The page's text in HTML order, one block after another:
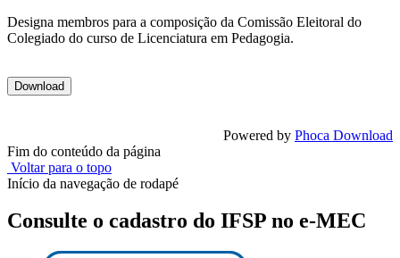
Designa membros para a composição da Comissão Eleitoral do
Colegiado do curso de Licenciatura em Pedagogia.
Powered by Phoca Download
Fim do conteúdo da página
Voltar para o topo
Início da navegação de rodapé
Consulte o cadastro do IFSP no e-MEC